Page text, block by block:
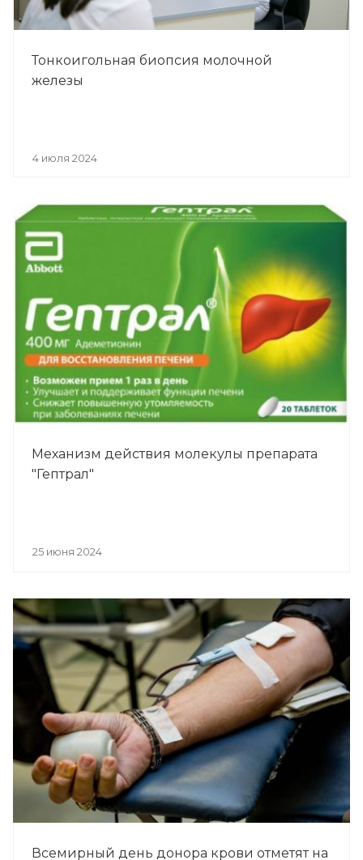
Тонкоигольная биопсия молочной
железы
4 июля 2024
Механизм действия молекулы препарата
"Гептрал"
25 июня 2024
Всемирный день донора крови отметят на